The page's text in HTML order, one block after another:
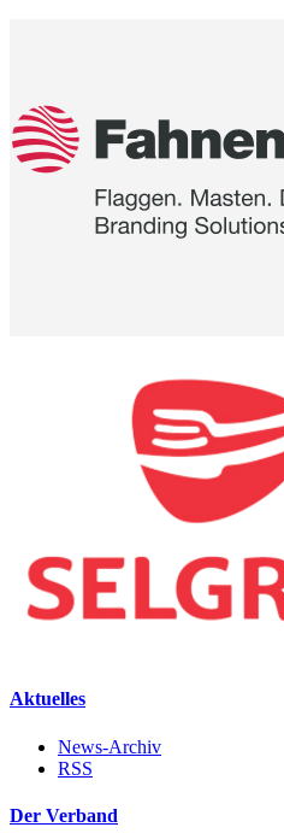
Aktuelles
News-Archiv
RSS
Der Verband